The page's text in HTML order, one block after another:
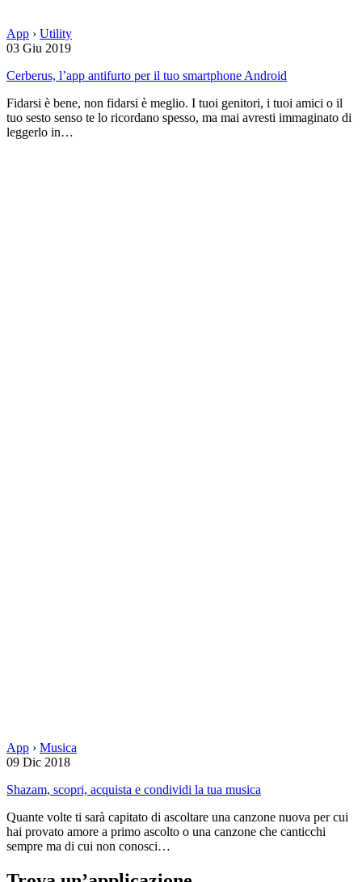
App › Utility
03 Giu 2019
Cerberus, l’app antifurto per il tuo smartphone Android
Fidarsi è bene, non fidarsi è meglio. I tuoi genitori, i tuoi amici o il
tuo sesto senso te lo ricordano spesso, ma mai avresti immaginato di
leggerlo in…
App › Musica
09 Dic 2018
Shazam, scopri, acquista e condividi la tua musica
Quante volte ti sarà capitato di ascoltare una canzone nuova per cui
hai provato amore a primo ascolto o una canzone che canticchi
sempre ma di cui non conosci…